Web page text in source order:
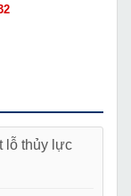
lỗ thủy lực